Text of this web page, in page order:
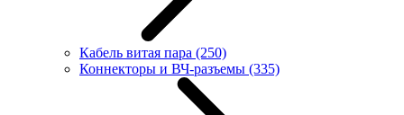
Кабель витая пара (250)
Коннекторы и ВЧ-разъемы (335)